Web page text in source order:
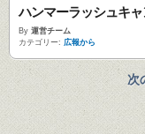
ハンマーラッシュキ
By 運営チーム
カテゴリー: 広報から
次